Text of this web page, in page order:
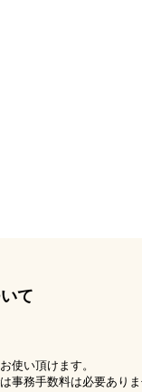
て
使い頂けます。
事務手数料は必要ありま